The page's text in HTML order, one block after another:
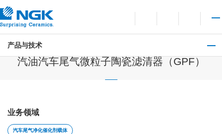
打开语言切换菜单
打开站点搜索打开
产品与技术
汽油汽车尾气微粒子陶瓷滤清器（GPF）
业务领域
汽车尾气净化催化剂载体